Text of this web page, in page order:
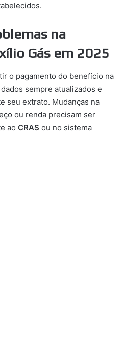
na
Gás em 2025
o pagamento do benefício na
sempre atualizados e
seu extrato. Mudanças na
ou renda precisam ser
ao CRAS ou no sistema